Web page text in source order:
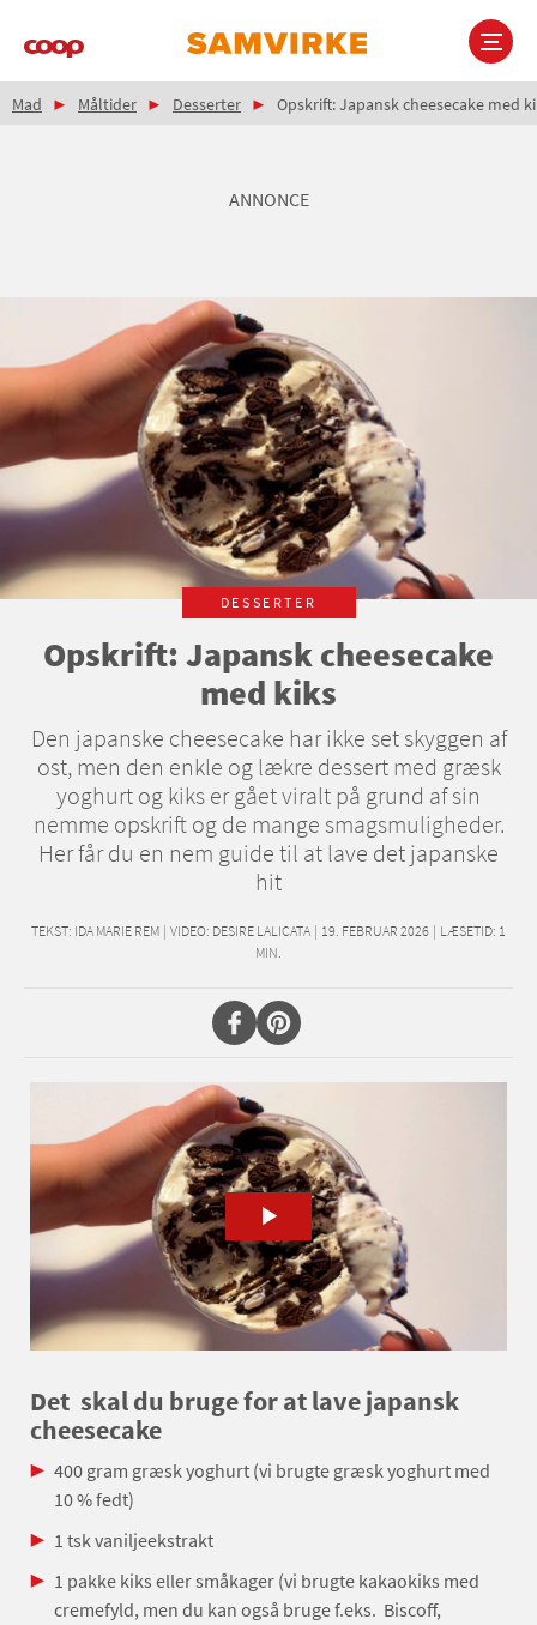
Main
Brødkrumme
Mad Måltider Desserter Opskrift: Japansk cheesecake med
ANNONCE
DESSERTER
Opskrift: Japansk cheesecake
med kiks
Den japanske cheesecake har ikke set skyggen af
ost, men den enkle og lækre dessert med græsk
yoghurt og kiks er gået viralt på grund af sin
nemme opskrift og de mange smagsmuligheder.
Her får du en nem guide til at lave det japanske
hit
TEKST: IDA MARIE REM | VIDEO: DESIRE LALICATA | 19. FEBRUAR 2026 | LÆSETID: 1
MIN.
Det skal du bruge for at lave japansk
cheesecake
400 gram græsk yoghurt (vi brugte græsk yoghurt med
10 % fedt)
1 tsk vaniljeekstrakt
1 pakke kiks eller småkager (vi brugte kakaokiks med
cremefyld, men du kan også bruge f.eks. Biscoff,